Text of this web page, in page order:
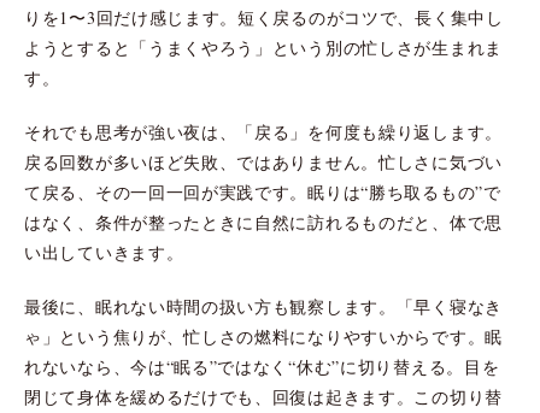
りを1〜3回だけ感じます。短く戻るのがコツで、長く集中し
ようとすると「うまくやろう」という別の忙しさが生まれま
す。
それでも思考が強い夜は、「戻る」を何度も繰り返します。
戻る回数が多いほど失敗、ではありません。忙しさに気づい
て戻る、その一回一回が実践です。眠りは“勝ち取るもの”で
はなく、条件が整ったときに自然に訪れるものだと、体で思
い出していきます。
最後に、眠れない時間の扱い方も観察します。「早く寝なき
ゃ」という焦りが、忙しさの燃料になりやすいからです。眠
れないなら、今は“眠る”ではなく“休む”に切り替える。目を
閉じて身体を緩めるだけでも、回復は起きます。この切り替